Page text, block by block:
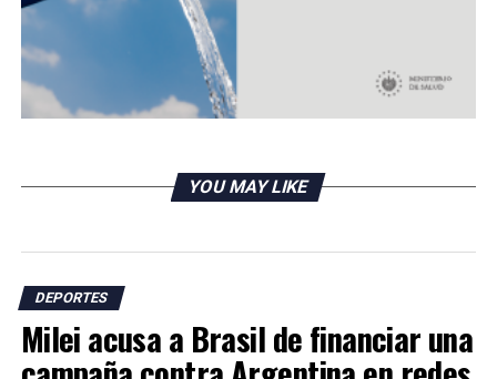
UP NEXT
Edu Vargas deja Tigres para unirse al Atlético Mineiro
DON'T MISS
YOU MAY LIKE
DEPORTES
Milei acusa a Brasil de financiar una